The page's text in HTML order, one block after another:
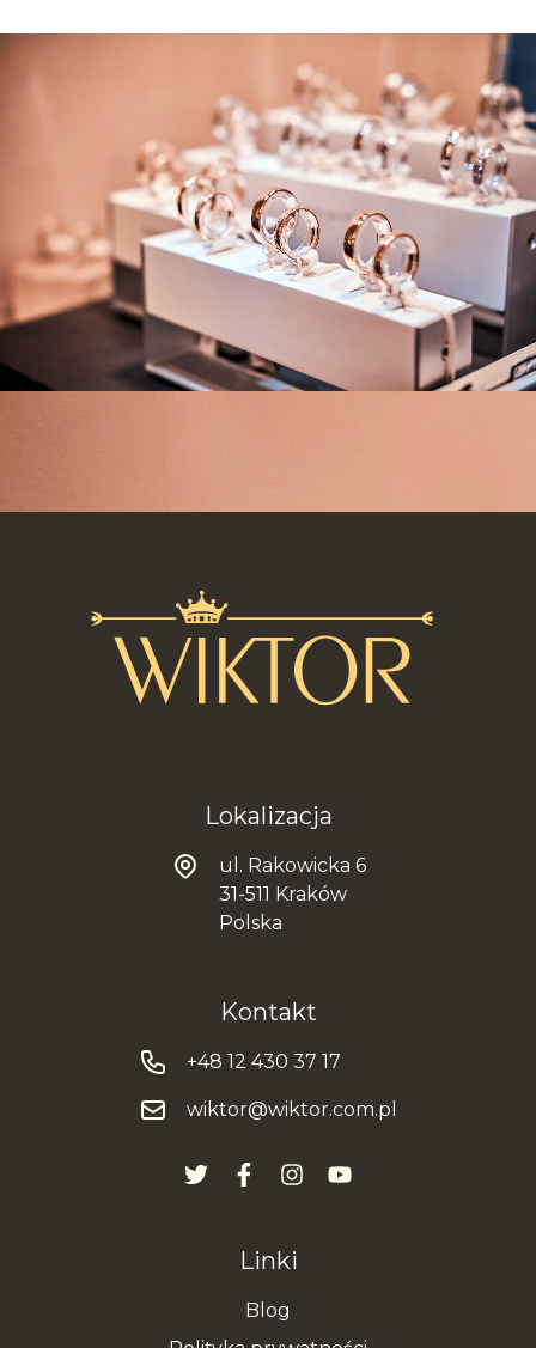
Lokalizacja
ul. Rakowicka 6
31-511 Kraków
Polska
Kontakt
+48 12 430 37 17
wiktor@wiktor.com.pl
Linki
Blog